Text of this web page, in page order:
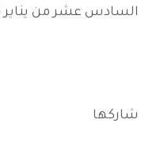
السادس عشر من يناير 2016″.
شاركها